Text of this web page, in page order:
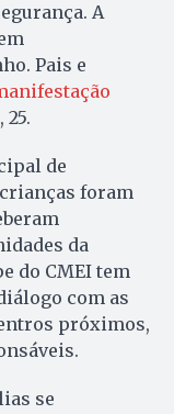
A
Pais e
de
foram
da
do CMEI tem
com as
próximos,
se